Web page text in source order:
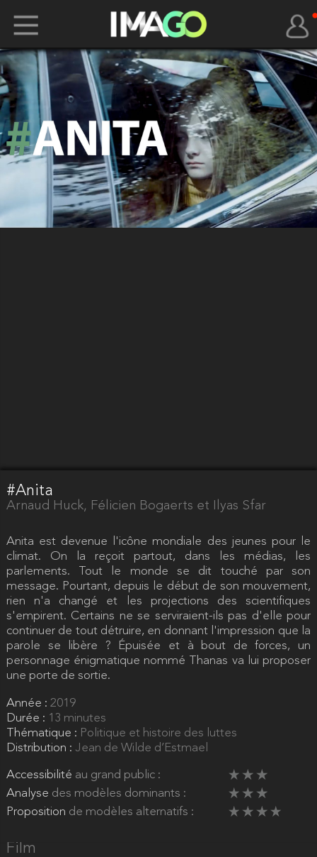
#Anita
Arnaud Huck, Félicien Bogaerts et Ilyas Sfar
Anita est devenue l'icône mondiale des jeunes pour le
climat. On la reçoit partout, dans les médias, les
parlements. Tout le monde se dit touché par son
message. Pourtant, depuis le début de son mouvement,
rien n'a changé et les projections des scientifiques
s'empirent. Certains ne se serviraient-ils pas d'elle pour
continuer de tout détruire, en donnant l'impression que la
parole se libère ? Épuisée et à bout de forces, un
personnage énigmatique nommé Thanas va lui proposer
une porte de sortie.
Année : 2019
Durée : 13 minutes
Thématique : Politique et histoire des luttes
Distribution : Jean de Wilde d’Estmael
Accessibilité au grand public :
Analyse des modèles dominants :
Proposition de modèles alternatifs :
Film